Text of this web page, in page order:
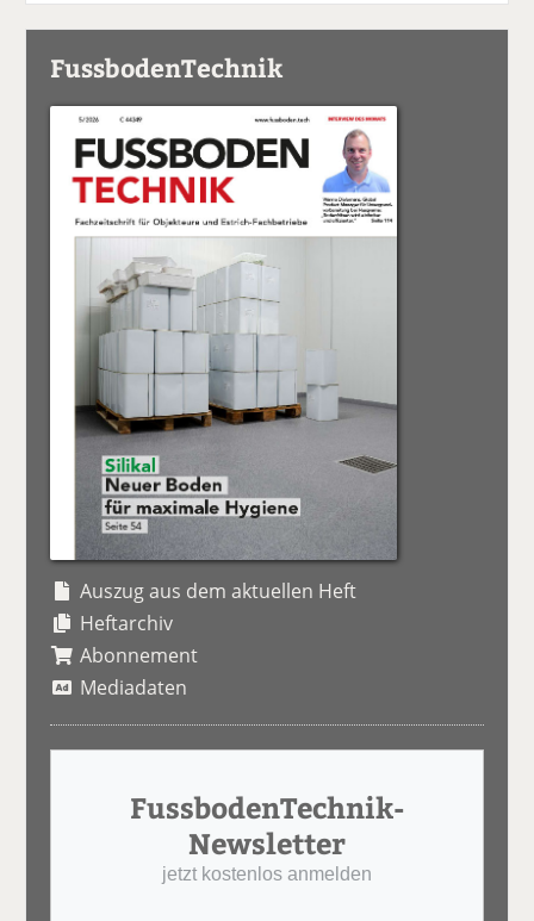
FussbodenTechnik
Auszug aus dem aktuellen Heft
Heftarchiv
Abonnement
Mediadaten
FussbodenTechnik-
Newsletter
jetzt kostenlos anmelden